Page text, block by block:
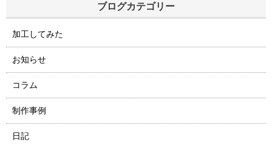
ブログカテゴリー
加工してみた
お知らせ
コラム
制作事例
日記